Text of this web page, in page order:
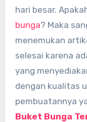
hari besar.
bunga? Maka
menemukan
selesai karena
yang
dengan kualitas
pembuatannya
Buket Bunga